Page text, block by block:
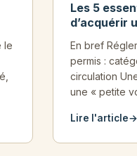
le
Les 5
d’acquérir
En bref
permis :
circulation
une « petite
Lire l'article→